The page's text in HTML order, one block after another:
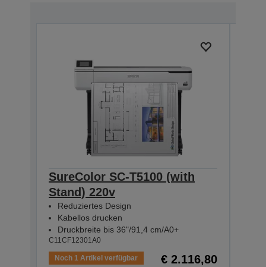
SureColor SC-T5100 (with
Stand) 220v
Reduziertes Design
Kabellos drucken
Druckbreite bis 36"/91,4 cm/A0+
C11CF12301A0
Noch 1 Artikel verfügbar € 2.116,80